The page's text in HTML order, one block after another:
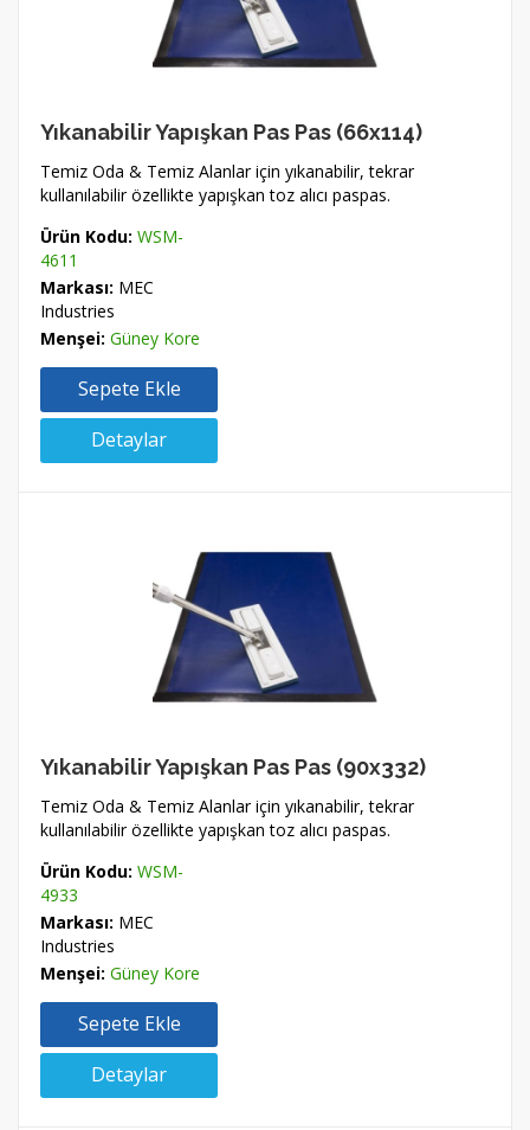
Yıkanabilir Yapışkan Pas Pas (66x114)
Temiz Oda & Temiz Alanlar için yıkanabilir, tekrar
kullanılabilir özellikte yapışkan toz alıcı paspas.
Ürün Kodu: WSM-
4611
Markası: MEC
Industries
Menşei: Güney Kore
Sepete Ekle
Detaylar
Yıkanabilir Yapışkan Pas Pas (90x332)
Temiz Oda & Temiz Alanlar için yıkanabilir, tekrar
kullanılabilir özellikte yapışkan toz alıcı paspas.
Ürün Kodu: WSM-
4933
Markası: MEC
Industries
Menşei: Güney Kore
Sepete Ekle
Detaylar